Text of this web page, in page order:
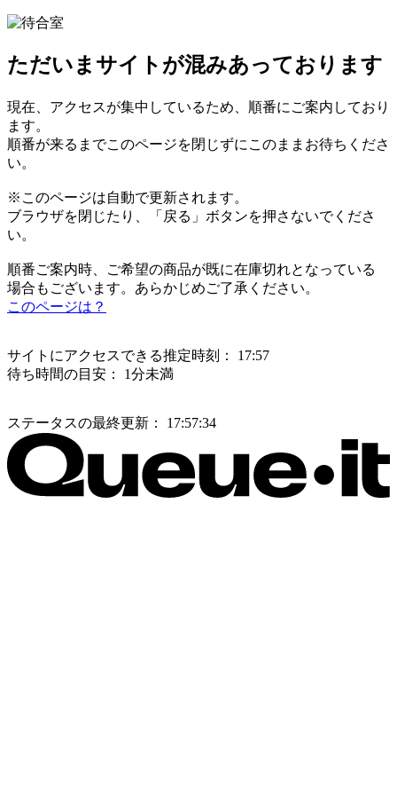
ただいまサイトが混みあっております
現在、アクセスが集中しているため、順番にご案内しており
ます。
順番が来るまでこのページを閉じずにこのままお待ちくださ
い。
※このページは自動で更新されます。
ブラウザを閉じたり、「戻る」ボタンを押さないでくださ
い。
順番ご案内時、ご希望の商品が既に在庫切れとなっている
場合もございます。あらかじめご了承ください。
このページは？
サイトにアクセスできる推定時刻：
17:57
待ち時間の目安：
1分未満
ステータスの最終更新： 17:57:34